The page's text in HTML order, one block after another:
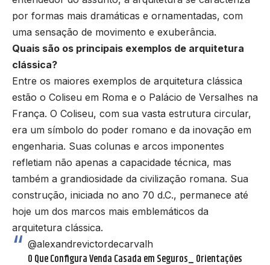
por formas mais dramáticas e ornamentadas, com
uma sensação de movimento e exuberância.
Quais são os principais exemplos de arquitetura
clássica?
Entre os maiores exemplos de arquitetura clássica
estão o Coliseu em Roma e o Palácio de Versalhes na
França. O Coliseu, com sua vasta estrutura circular,
era um símbolo do poder romano e da inovação em
engenharia. Suas colunas e arcos imponentes
refletiam não apenas a capacidade técnica, mas
também a grandiosidade da civilização romana. Sua
construção, iniciada no ano 70 d.C., permanece até
hoje um dos marcos mais emblemáticos da
arquitetura clássica.
@alexandrevictordecarvalh
O Que Configura Venda Casada em Seguros_ Orientações